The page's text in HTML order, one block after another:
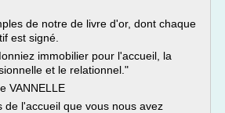
de notre de livre d'or, dont chaque
est signé.
immobilier pour l'accueil, la
et le relationnel."
VANNELLE
de l'accueil que vous nous avez